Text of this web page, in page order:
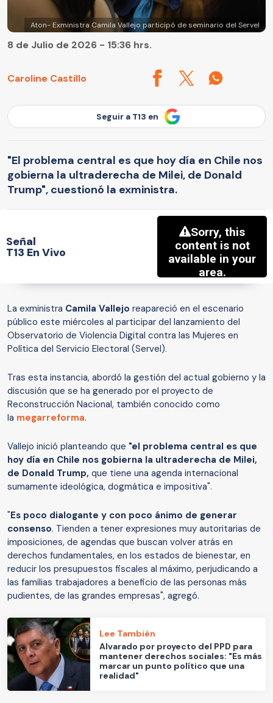
Aton- Exministra Camila Vallejo participó de seminario del Servel
Caroline Castillo
8 de Julio de 2026 - 15:36 hrs.
Seguir a T13 en
"El problema central es que hoy día en Chile nos
gobierna la ultraderecha de Milei, de Donald
Trump", cuestionó la exministra.
Señal
T13 En Vivo
La exministra Camila Vallejo reapareció en el escenario
público este miércoles al participar del lanzamiento del
Observatorio de Violencia Digital contra las Mujeres en
Política del Servicio Electoral (Servel).
Tras esta instancia, abordó la gestión del actual gobierno y la
discusión que se ha generado por el proyecto de
Reconstrucción Nacional, también conocido como
la megarreforma.
Vallejo inició planteando que "el problema central es que
hoy día en Chile nos gobierna la ultraderecha de Milei,
de Donald Trump, que tiene una agenda internacional
sumamente ideológica, dogmática e impositiva".
"Es poco dialogante y con poco ánimo de generar
consenso. Tienden a tener expresiones muy autoritarias de
imposiciones, de agendas que buscan volver atrás en
derechos fundamentales, en los estados de bienestar, en
reducir los presupuestos fiscales al máximo, perjudicando a
las familias trabajadores a beneficio de las personas más
pudientes, de las grandes empresas", agregó.
Lee También
Alvarado por proyecto del PPD para
mantener derechos sociales: "Es más
marcar un punto político que una
realidad"